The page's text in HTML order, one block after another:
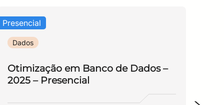
Presencial
Dados
Otimização em Banco de Dados –
2025 – Presencial